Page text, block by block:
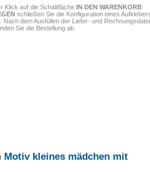
Klick auf die Schaltfläche IN DEN WARENKORB
schließen Sie die Konfiguration eines Aufklebers
Nach dem Ausfüllen der Liefer- und
Sie die Bestellung ab.
Motiv kleines mädchen mit